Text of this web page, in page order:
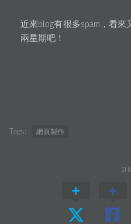
近來blog有很多spam，看
兩星期吧！
Tags: 網頁製作